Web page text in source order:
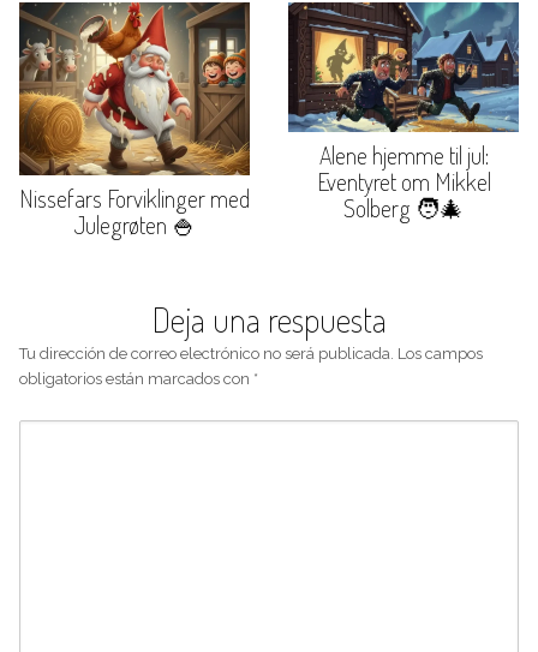
Nissefars Forviklinger med
Julegrøten 🍚
Alene hjemme til jul:
Eventyret om Mikkel
Solberg 🧑‍🎄
Deja una respuesta
Tu dirección de correo electrónico no será publicada. Los campos
obligatorios están marcados con *